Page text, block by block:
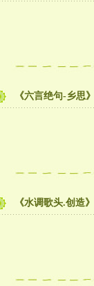
《六言绝句-乡思
《水调歌头.创造》